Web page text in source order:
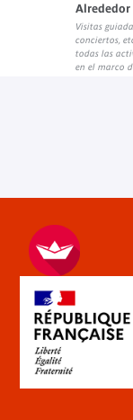
Visitas
conciertos,
todas las
en el marco